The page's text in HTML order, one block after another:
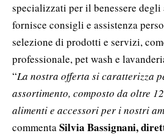
specializzati per il benessere
fornisce consigli e assistenza
selezione di prodotti e servizi,
professionale, pet wash e
“La nostra offerta si caratterizza
assortimento, composto da oltre
alimenti e accessori per i nostri
commentaSilvia Bassignani,